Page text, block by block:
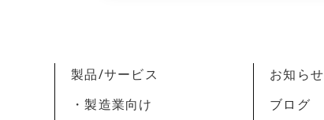
製品/サービス
・製造業向け
お知らせ
ブログ